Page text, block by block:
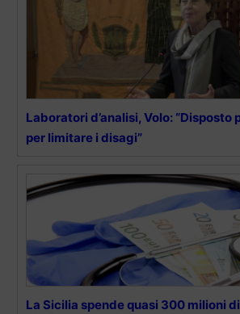
Laboratori d’analisi, Volo:
per limitare i disagi”
La Sicilia spende quasi 300 milioni